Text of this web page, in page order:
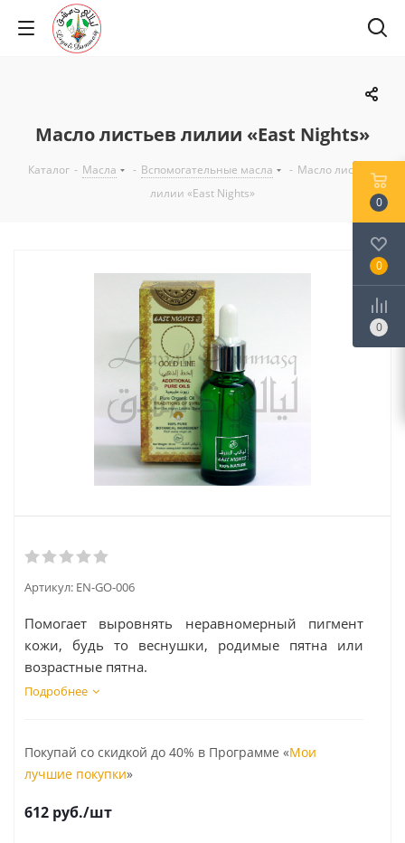
Масло листьев лилии «East Nights»
Каталог - Масла - Вспомогательные масла - Масло листьев
лилии «East Nights»
Артикул: EN-GO-006
Помогает выровнять неравномерный пигмент
кожи, будь то веснушки, родимые пятна или
возрастные пятна.
Подробнее
Покупай со скидкой до 40% в Программе «Мои
лучшие покупки»
612 руб./шт
0
0
0